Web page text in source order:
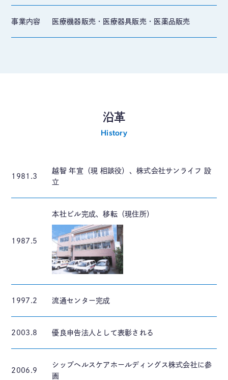
事業内容 医療機器販売・医療器具販売・医薬品販売
沿革
History
1981.3
越智 年宣（現 相談役）、株式会社サンライフ 設
立
1987.5
本社ビル完成、移転（現住所）
1997.2 流通センター完成
2003.8 優良申告法人として表彰される
2006.9
シップヘルスケアホールディングス株式会社に参
画